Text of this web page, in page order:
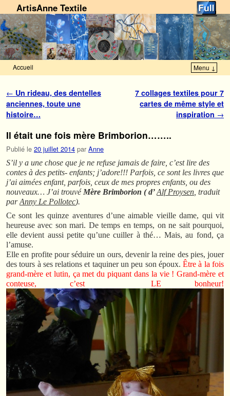
ArtisAnne Textile
Accueil Menu ↓
Navigation des articles
← Un rideau, des dentelles
anciennes, toute une
histoire…
7 collages textiles pour 7
cartes de même style et
inspiration →
Il était une fois mère Brimborion……..
Publié le 20 juillet 2014 par Anne
S’il y a une chose que je ne refuse jamais de faire, c’est lire des
contes à des petits- enfants; j’adore!!! Parfois, ce sont les livres que
j’ai aimées enfant, parfois, ceux de mes propres enfants, ou des
nouveaux… J’ai trouvé Mère Brimborion ( d’Alf Proysen , traduit
parAnny Le Pollotec).
Ce sont les quinze aventures d’une aimable vieille dame, qui vit
heureuse avec son mari. De temps en temps, on ne sait pourquoi,
elle devient aussi petite qu’une cuiller à thé… Mais, au fond, ça
l’amuse.
Elle en profite pour séduire un ours, devenir la reine des pies, jouer
des tours à ses relations et taquiner un peu son époux.Être à la fois
grand-mère et lutin, ça met du piquant dans la vie ! Grand-mère et
conteuse, c’est LE bonheur!